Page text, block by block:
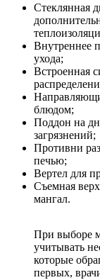
Стеклянная
Внутреннее
ухода;
Встроенная
блюдом;
Поддон на
загрязнений;
Противни
печью;
Вертел для
Съемная
мангал.
При выборе
учитывать
которые
первых,